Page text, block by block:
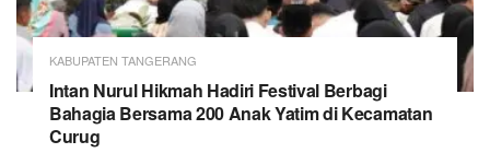
KABUPATEN TANGERANG
Intan Nurul Hikmah Hadiri Festival Berbagi
Bahagia Bersama 200 Anak Yatim di Kecamatan
Curug